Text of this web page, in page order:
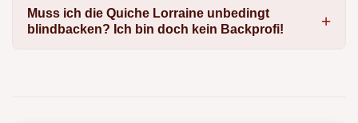
Muss ich die Quiche Lorraine unbedingt
blindbacken? Ich bin doch kein Backprofi!